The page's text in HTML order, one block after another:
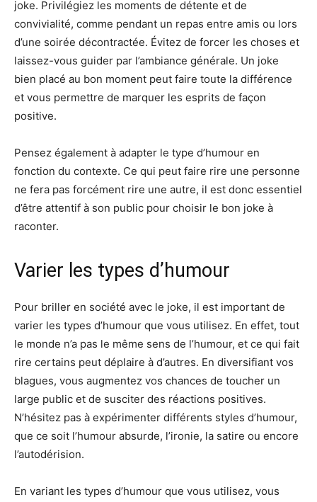
joke. Privilégiez les moments de détente et de
convivialité, comme pendant un repas entre amis ou lors
d’une soirée décontractée. Évitez de forcer les choses et
laissez-vous guider par l’ambiance générale. Un joke
bien placé au bon moment peut faire toute la différence
et vous permettre de marquer les esprits de façon
positive.
Pensez également à adapter le type d’humour en
fonction du contexte. Ce qui peut faire rire une personne
ne fera pas forcément rire une autre, il est donc essentiel
d’être attentif à son public pour choisir le bon joke à
raconter.
Varier les types d’humour
Pour briller en société avec le joke, il est important de
varier les types d’humour que vous utilisez. En effet, tout
le monde n’a pas le même sens de l’humour, et ce qui fait
rire certains peut déplaire à d’autres. En diversifiant vos
blagues, vous augmentez vos chances de toucher un
large public et de susciter des réactions positives.
N’hésitez pas à expérimenter différents styles d’humour,
que ce soit l’humour absurde, l’ironie, la satire ou encore
l’autodérision.
En variant les types d’humour que vous utilisez, vous